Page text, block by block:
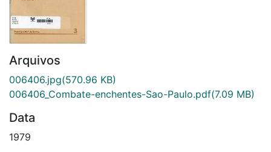
Arquivos
006406.jpg(570.96 KB)
006406_Combate-enchentes-Sao-Paulo.pdf(7.09 MB)
Data
1979